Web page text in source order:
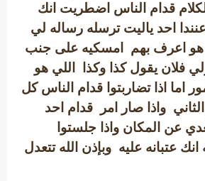
قدام الناس اضطريت انك
احد ياليت ترسله رساله لي
هو اعرف بهم امسكيه على جنب
فلان يقول كذا وكذا اللي هو
اما اذا تضاربتوا قدام الناس كل
واذا صار امر قدام احد
عن المكان واذا جلستوا
عتبانه عليه وبإذن الله تتعدل